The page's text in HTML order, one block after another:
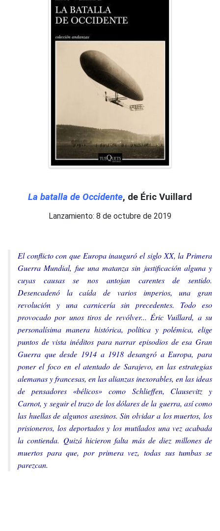
La batalla de Occidente, de Éric Vuillard
Lanzamiento: 8 de octubre de 2019
El conflicto con que Europa inauguró el siglo XX, la Primera
Guerra Mundial, fue una matanza sin justificación alguna y
cuyas causas se nos antojan carentes de sentido.
Desencadenó la caída de varios imperios, una gran
revolución y una carnicería sin precedentes. Todo eso
provocado por unos tiros de revólver... Éric Vuillard, a su
personalísima manera histórica, política y polémica, elige
puntos de vista inéditos para narrar episodios de esa Gran
Guerra que desde 1914 a 1918 desangró a Europa, para
poner el foco en el atentado de Sarajevo, en las estrategias
alemanas y francesas, en las alianzas inexorables, en las ideas
de pensadores «bélicos» como Schlieffen, Clausevitz y
Carnot, y seguir el trazo de los dólares de la guerra, así como
las huellas de algunos asesinos. Sin olvidar a los muertos, los
prisioneros, los deportados y los mutilados una vez acabada
la contienda. Quizá hicieron falta más de diez millones de
muertos para que, por primera vez, todas sus tumbas se
parezcan.